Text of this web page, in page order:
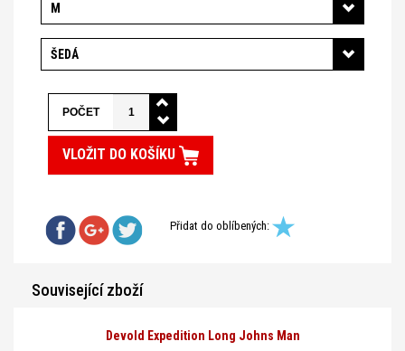
M
ŠEDÁ
POČET
VLOŽIT DO KOŠÍKU
Přidat do oblíbených:
Související zboží
Devold Expedition Long Johns Man